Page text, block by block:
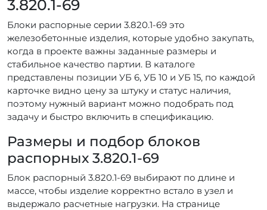
3.820.1-69
Блоки распорные серии 3.820.1-69 это
железобетонные изделия, которые удобно закупать,
когда в проекте важны заданные размеры и
стабильное качество партии. В каталоге
представлены позиции УБ 6, УБ 10 и УБ 15, по каждой
карточке видно цену за штуку и статус наличия,
поэтому нужный вариант можно подобрать под
задачу и быстро включить в спецификацию.
Размеры и подбор блоков
распорных 3.820.1-69
Блок распорный 3.820.1-69 выбирают по длине и
массе, чтобы изделие корректно встало в узел и
выдержало расчетные нагрузки. На странице